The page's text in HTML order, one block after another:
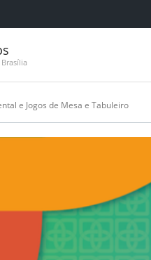
e Jogos de Mesa e Tabuleiro